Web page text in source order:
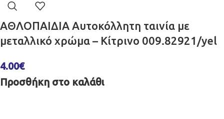
ΑΘΛΟΠΑΙΔΙΑ Αυτοκόλλητη ταινία με
μεταλλικό χρώμα – Κίτρινο 009.82921/yel
4.00€
Προσθήκη στο καλάθι